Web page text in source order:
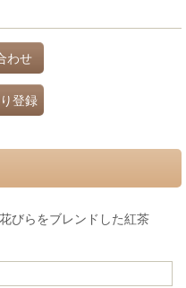
わせ
登録
びらをブレンドした紅茶